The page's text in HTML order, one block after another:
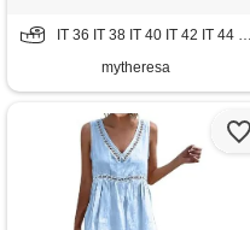
IT 36 IT 38 IT 40 IT 42 IT 44 IT 46 IT 48 IT 50 IT 52 IT 54
mytheresa